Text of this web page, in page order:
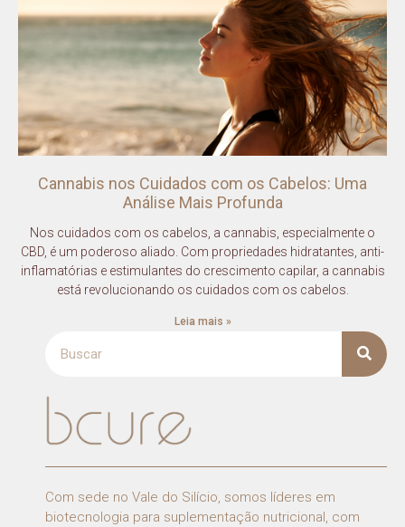
Cannabis nos Cuidados com os Cabelos: Uma
Análise Mais Profunda
Nos cuidados com os cabelos, a cannabis, especialmente o
CBD, é um poderoso aliado. Com propriedades hidratantes, anti-
inflamatórias e estimulantes do crescimento capilar, a cannabis
está revolucionando os cuidados com os cabelos.
Leia mais »
Com sede no Vale do Silício, somos líderes em
biotecnologia para suplementação nutricional, com